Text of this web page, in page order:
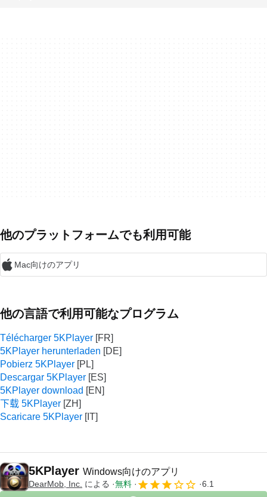
他のプラットフォームでも利用可能
Mac向けのアプリ
他の言語で利用可能なプログラム
Télécharger 5KPlayer
5KPlayer herunterladen
Pobierz 5KPlayer
Descargar 5KPlayer
5KPlayer download
下载 5KPlayer
Scaricare 5KPlayer
5KPlayer Windows向けのアプリ
DearMob, Inc. による 無料 6.1